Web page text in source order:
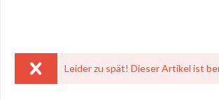
Leider zu spät! Dieser Artikel ist